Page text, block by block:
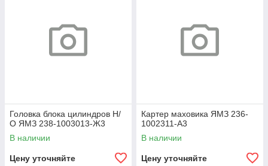
Головка блока цилиндров Н/
О ЯМЗ 238-1003013-Ж3
В наличии
Цену уточняйте
Картер маховика ЯМЗ 236-
1002311-А3
В наличии
Цену уточняйте